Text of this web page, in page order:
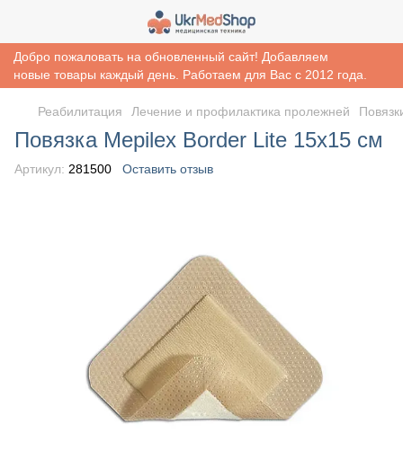
Добро пожаловать на обновленный сайт! Добавляем
новые товары каждый день. Работаем для Вас с 2012 года.
Реабилитация Лечение и профилактика пролежней
Повязка Mepilex Border Lite 15х15 см
Артикул: 281500 Оставить отзыв